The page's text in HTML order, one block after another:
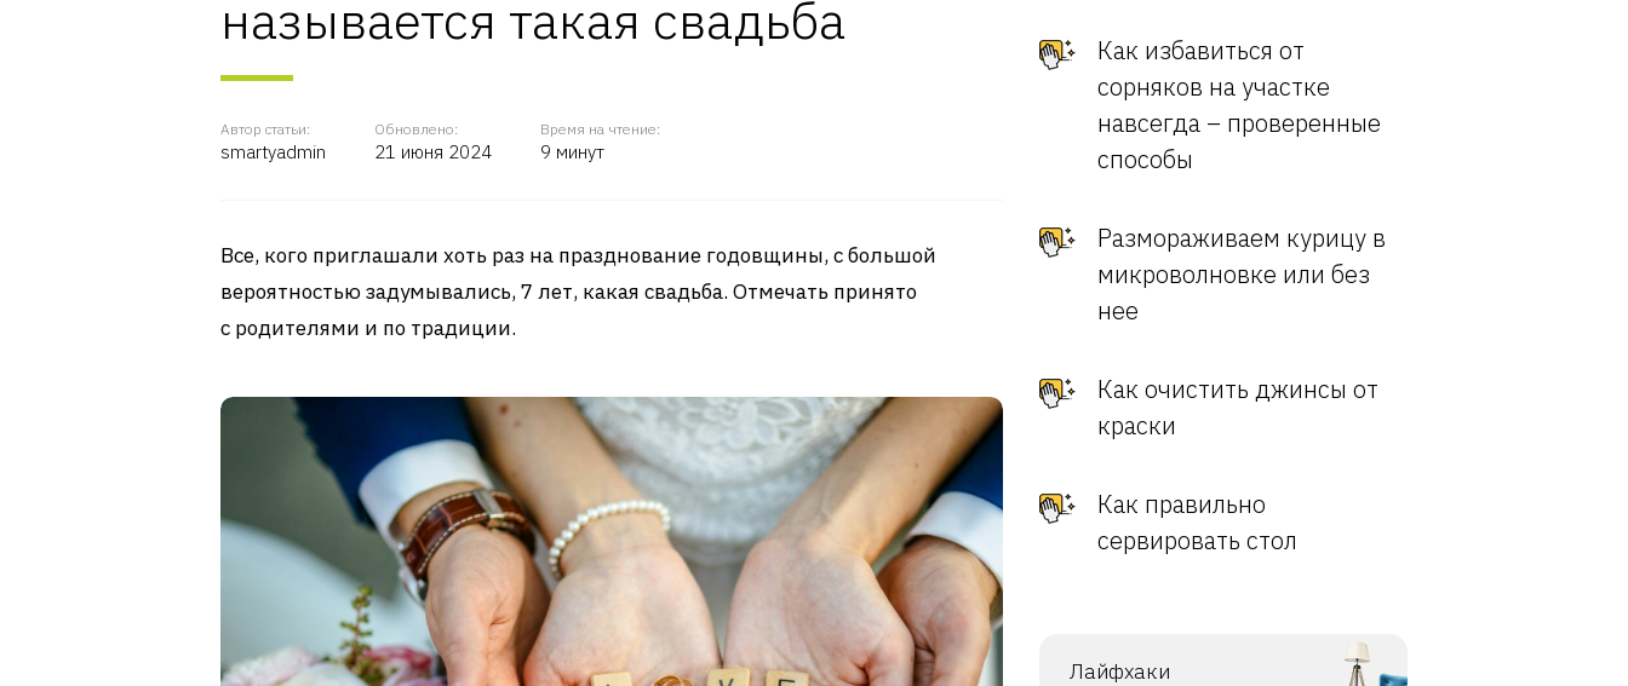
называется такая свадьба
Автор статьи:
smartyadmin
Обновлено:
21 июня 2024
Время на чтение:
9 минут
Все, кого приглашали хоть раз на празднование годовщины, с большой
вероятностью задумывались, 7 лет, какая свадьба. Отмечать принято
с родителями и по традиции.
Как избавиться от
сорняков на участке
навсегда – проверенные
способы
Размораживаем курицу в
микроволновке или без
нее
Как очистить джинсы от
краски
Как правильно
сервировать стол
Лайфхаки